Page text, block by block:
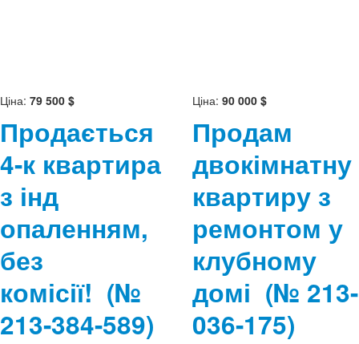
Ціна: 79 500 $
Продається
4-к квартира
з інд
опаленням,
без
комісії! (№
213-384-589)
Ціна: 90 000 $
Продам
двокімнатну
квартиру з
ремонтом у
клубному
домі (№ 213-
036-175)